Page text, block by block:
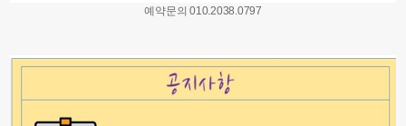
예약문의 010.2038.0797